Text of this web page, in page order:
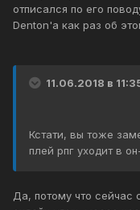
отписался по его
Denton'a как раз об
11.06.2018 в
Кстати, вы тоже
плей рпг уходит в
Да, потому что сейчас